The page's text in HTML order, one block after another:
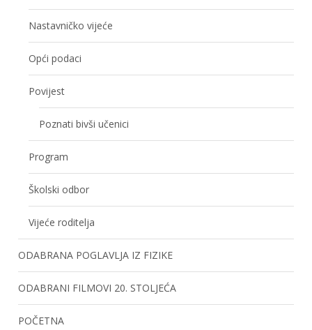
Nastavničko vijeće
Opći podaci
Povijest
Poznati bivši učenici
Program
Školski odbor
Vijeće roditelja
ODABRANA POGLAVLJA IZ FIZIKE
ODABRANI FILMOVI 20. STOLJEĆA
POČETNA